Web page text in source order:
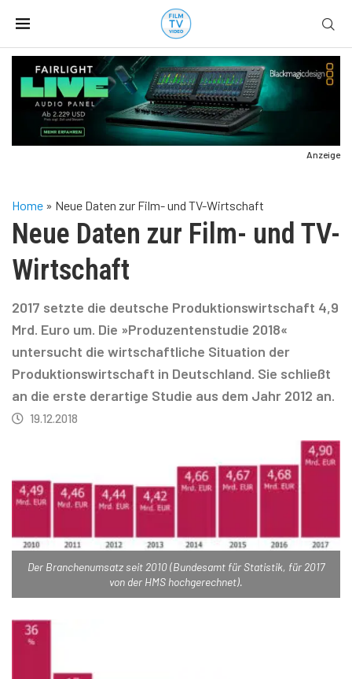
Anzeige
Home » Neue Daten zur Film- und TV-Wirtschaft
Neue Daten zur Film- und TV-
Wirtschaft
2017 setzte die deutsche Produktionswirtschaft 4,9
Mrd. Euro um. Die »Produzentenstudie 2018«
untersucht die wirtschaftliche Situation der
Produktionswirtschaft in Deutschland. Sie schließt
an die erste derartige Studie aus dem Jahr 2012 an.
19.12.2018
Der Branchenumsatz seit 2010 (Bundesamt für Statistik, für 2017
von der HMS hochgerechnet).